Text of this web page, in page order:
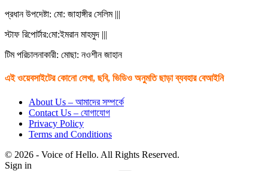
প্রধান উপদেষ্টা: মো: জাহাঙ্গীর সেলিম |||
স্টাফ রিপোর্টার:মো:ইমরান মাহমুদ |||
টিম পরিচালনাকারী: মোছা: নওশীন জাহান
এই ওয়েবসাইটের কোনো লেখা, ছবি, ভিডিও অনুমতি ছাড়া ব্যবহার বেআইনি
About Us – আমাদের সম্পর্কে
Contact Us – যোগাযোগ
Privacy Policy
Terms and Conditions
© 2026 - Voice of Hello. All Rights Reserved.
Sign in